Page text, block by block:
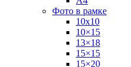
Фото в рамке
10х10
10×15
13×18
15×15
15×20